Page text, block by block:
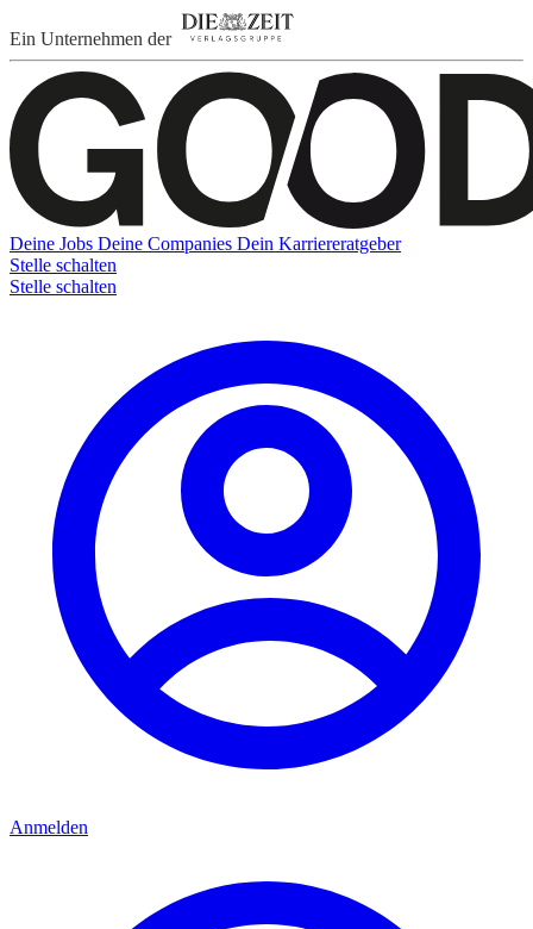
Ein Unternehmen der
Deine Jobs Deine Companies Dein Karriereratgeber
Stelle schalten
Stelle schalten
Anmelden